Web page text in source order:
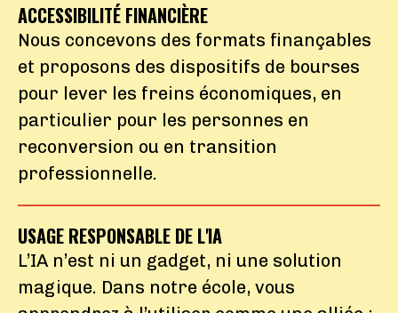
ACCESSIBILITÉ FINANCIÈRE
Nous concevons des formats finançables
et proposons des dispositifs de bourses
pour lever les freins économiques, en
particulier pour les personnes en
reconversion ou en transition
professionnelle.
USAGE RESPONSABLE DE L'IA
L’IA n’est ni un gadget, ni une solution
magique. Dans notre école, vous